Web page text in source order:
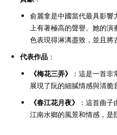
俞麗拿是中國當代最具影響
上有著極高的聲譽。她的演
色表現得淋漓盡致，並且將
代表作品 ：
《梅花三弄》
：這是一首
展現了阮的細膩情感與清脆
《春江花月夜》
：這首曲
江南水鄉的風景和情感，是